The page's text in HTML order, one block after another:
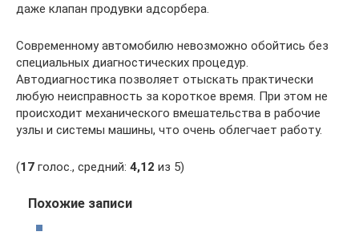
даже клапан продувки адсорбера.
Современному автомобилю невозможно обойтись без
специальных диагностических процедур.
Автодиагностика позволяет отыскать практически
любую неисправность за короткое время. При этом не
происходит механического вмешательства в рабочие
узлы и системы машины, что очень облегчает работу.
(17 голос., средний: 4,12 из 5)
Похожие записи